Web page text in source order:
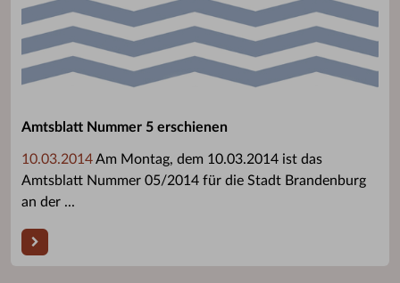
Amtsblatt Nummer 5 erschienen
10.03.2014Am Montag, dem 10.03.2014 ist das
Amtsblatt Nummer 05/2014 für die Stadt Brandenburg
an der ...